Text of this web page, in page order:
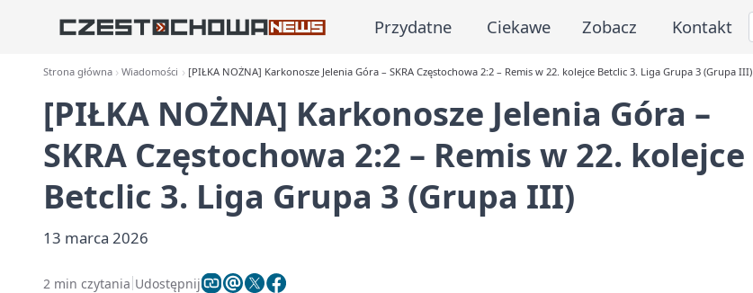
Przydatne Ciekawe Zobacz Kontakt
Strona główna Wiadomości [PIŁKA NOŻNA] Karkonosze Jelenia Góra – SKRA Częstochowa 2:2 – Remis w 22. kolejce Betclic 3. Liga Grupa 3 (Grupa III)
[PIŁKA NOŻNA] Karkonosze Jelenia Góra –
SKRA Częstochowa 2:2 – Remis w 22. kolejce
Betclic 3. Liga Grupa 3 (Grupa III)
13 marca 2026
2 min czytania Udostępnij